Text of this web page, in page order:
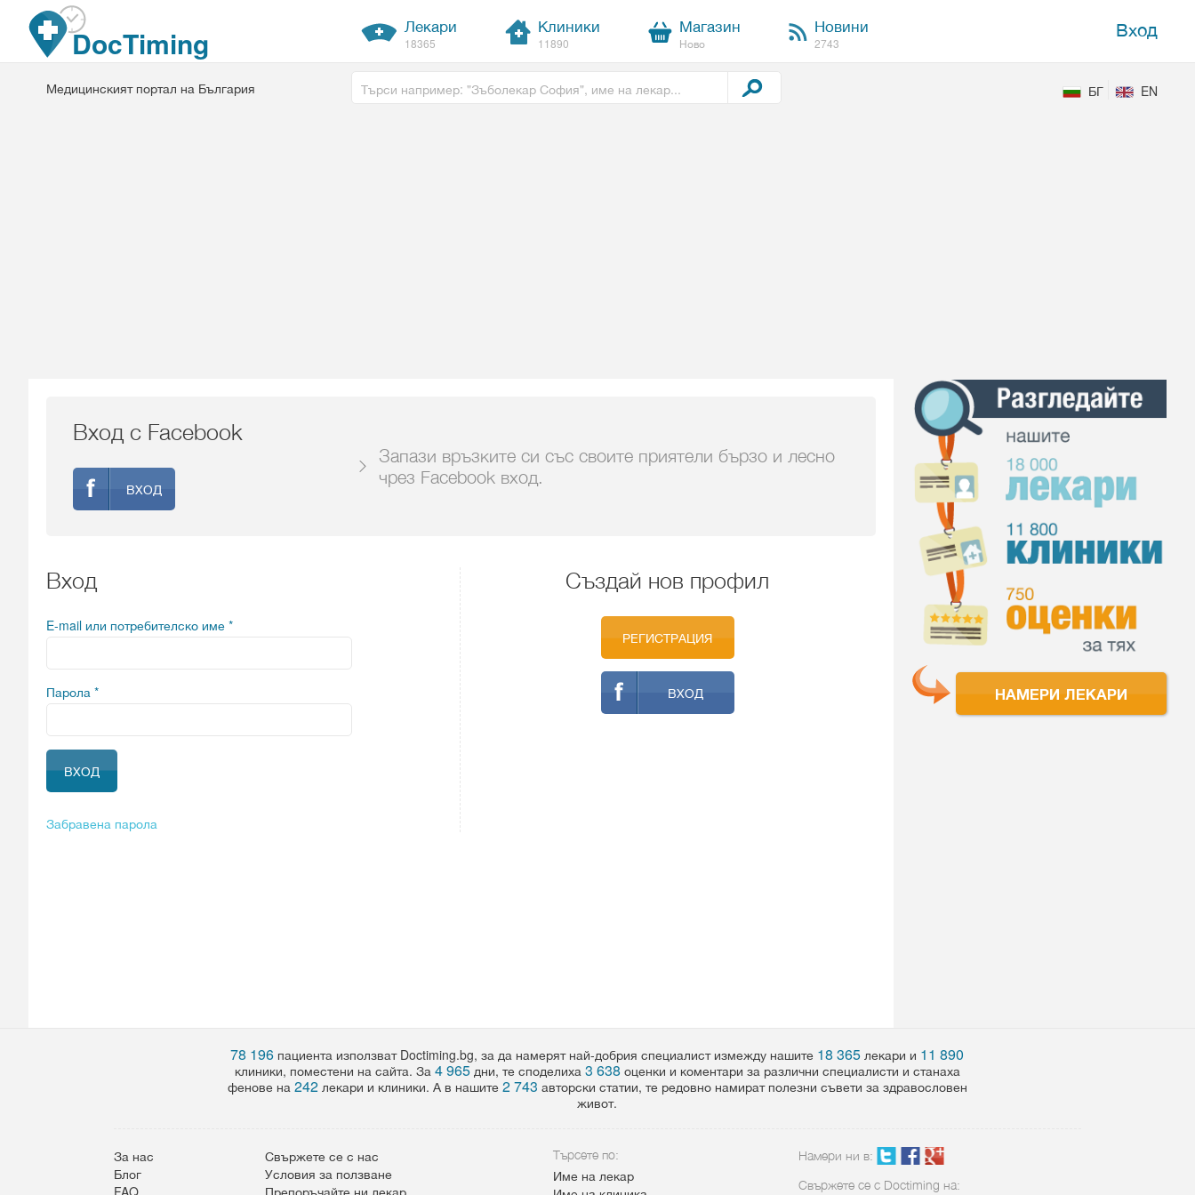
Премини към основното съдържание
DocTiming Лекари
18365
Клиники
11890
Магазин
Ново
Новини
2743
Вход
Медицинският портал на България БГ EN
Вход с Facebook
ВХОД
Запази връзките си със своите приятели бързо и лесно
чрез Facebook вход.
Вход
E-mail или потребителско име *
Парола *
Забравена парола
Създай нов профил
РЕГИСТРАЦИЯ
ВХОД НАМЕРИ ЛЕКАРИ
78 196 пациента използват Doctiming.bg, за да намерят най-добрия специалист измежду нашите 18 365 лекари и 11 890
клиники, поместени на сайта. За 4 965дни, те споделиха 3 638 оценки и коментари за различни специалисти и станаха
фенове на 242лекари и клиники. А в нашите 2 743 авторски статии, те редовно намират полезни съвети за здравословен
живот.
За нас
Свържете се с нас
Блог
Условия за ползване
FAQ
Препоръчайте ни лекар
Търсете по:
Име на лекар
Намери ни в:
Свържете се с Doctiming на: